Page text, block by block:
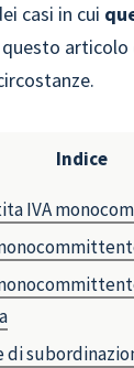
casi in cui
questo
Indice
IVA
di